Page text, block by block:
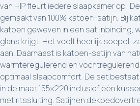
van HIP fleurt iedere slaapkamer op!
gemaakt van 100% katoen-satijn. Bij
katoen geweven in een satijnbinding,
glans krijgt. Het voelt heerlijk soepel,
aan. Daarnaast is katoen-satijn van
warmteregulerend en
optimaal slaapcomfort. De set
in de maat 155x220 inclusief één
met ritssluiting. Satijnen